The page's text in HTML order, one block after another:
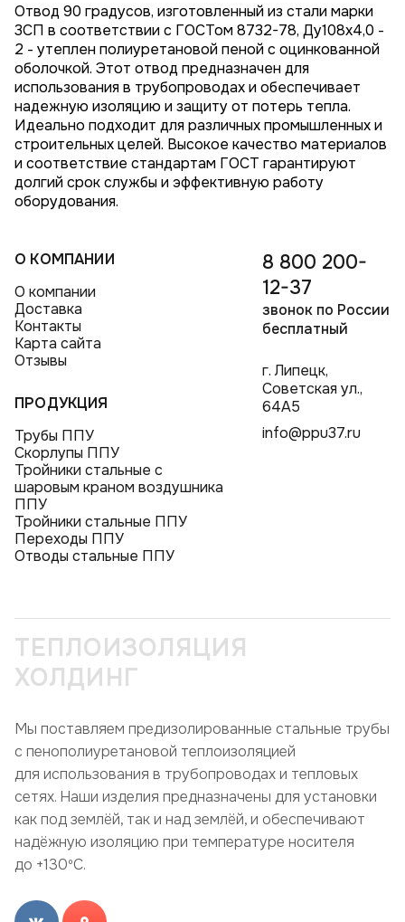
Отвод 90 градусов, изготовленный из стали марки
3СП в соответствии с ГОСТом 8732-78, Ду108x4,0 -
2 - утеплен полиуретановой пеной с оцинкованной
оболочкой. Этот отвод предназначен для
использования в трубопроводах и обеспечивает
надежную изоляцию и защиту от потерь тепла.
Идеально подходит для различных промышленных и
строительных целей. Высокое качество материалов
и соответствие стандартам ГОСТ гарантируют
долгий срок службы и эффективную работу
оборудования.
О КОМПАНИИ
О компании
Доставка
Контакты
Карта сайта
Отзывы
ПРОДУКЦИЯ
Трубы ППУ
Скорлупы ППУ
Тройники стальные с
шаровым краном воздушника
ППУ
Тройники стальные ППУ
Переходы ППУ
Отводы стальные ППУ
8 800 200-
12-37
звонок по России
бесплатный
г. Липецк,
Советская ул.,
64А5
info@ppu37.ru
ТЕПЛОИЗОЛЯЦИЯ
ХОЛДИНГ
Мы поставляем предизолированные стальные трубы
с пенополиуретановой теплоизоляцией
для использования в трубопроводах и тепловых
сетях. Наши изделия предназначены для установки
как под землёй, так и над землёй, и обеспечивают
надёжную изоляцию при температуре носителя
до +130ºC.